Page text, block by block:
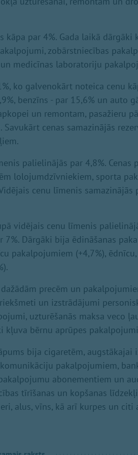
par 4%. Gada laikā dārgāki
zobārstniecības
medicīnas laboratoriju
ko galvenokārt noteica cenu
benzīns - par 15,6% un auto
un remontam, pasažieru
cenas samazinājās
palielinājās par 4,8%. Cenas
lolojumdzīvniekiem, sporta
cenu līmenis samazinājās
vidējais cenu līmenis
Dārgāki bija ēdināšanas
pakalpojumiem (+4,7%),
precēm un
un izstrādājumi
uzturēšanās maksa veco
kļuva bērnu aprūpes
bija cigaretēm, augstākajai
pakalpojumiem,
abonementiem un
tīrīšanas un kopšanas
alus, vīns, kā arī kurpes un citi